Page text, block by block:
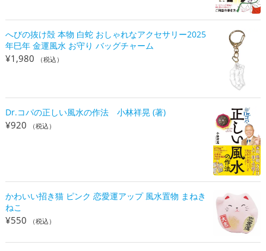
へびの抜け殻 本物 白蛇 おしゃれなアクセサリー2025
年巳年 金運風水 お守り バッグチャーム
¥1,980 （税込）
Dr.コパの正しい風水の作法 小林祥晃 (著)
¥920 （税込）
かわいい招き猫 ピンク 恋愛運アップ 風水置物 まねき
ねこ
¥550 （税込）